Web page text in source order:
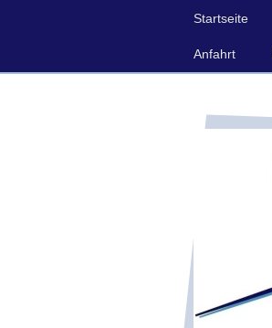
Startseite
Anfahrt